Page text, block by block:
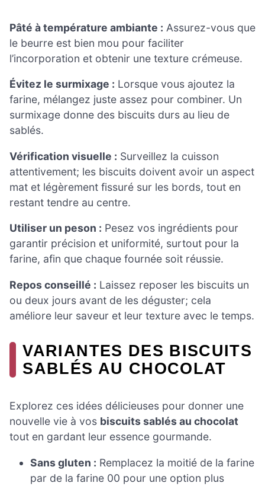
Pâté à température ambiante : Assurez-vous que
le beurre est bien mou pour faciliter
l’incorporation et obtenir une texture crémeuse.
Évitez le surmixage : Lorsque vous ajoutez la
farine, mélangez juste assez pour combiner. Un
surmixage donne des biscuits durs au lieu de
sablés.
Vérification visuelle : Surveillez la cuisson
attentivement; les biscuits doivent avoir un aspect
mat et légèrement fissuré sur les bords, tout en
restant tendre au centre.
Utiliser un peson : Pesez vos ingrédients pour
garantir précision et uniformité, surtout pour la
farine, afin que chaque fournée soit réussie.
Repos conseillé : Laissez reposer les biscuits un
ou deux jours avant de les déguster; cela
améliore leur saveur et leur texture avec le temps.
VARIANTES DES BISCUITS
SABLÉS AU CHOCOLAT
Explorez ces idées délicieuses pour donner une
nouvelle vie à vos biscuits sablés au chocolat
tout en gardant leur essence gourmande.
Sans gluten : Remplacez la moitié de la farine
par de la farine 00 pour une option plus